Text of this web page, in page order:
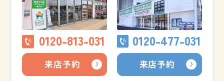
0120-813-031
来店予約
0120-477-031
来店予約